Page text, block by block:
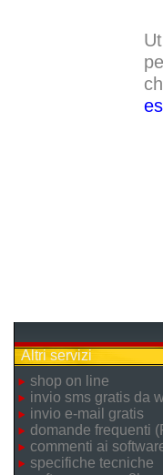
Altri servizi
shop on line
invio sms gratis da
invio e-mail gratis
domande frequenti
commenti ai
specifiche tecniche